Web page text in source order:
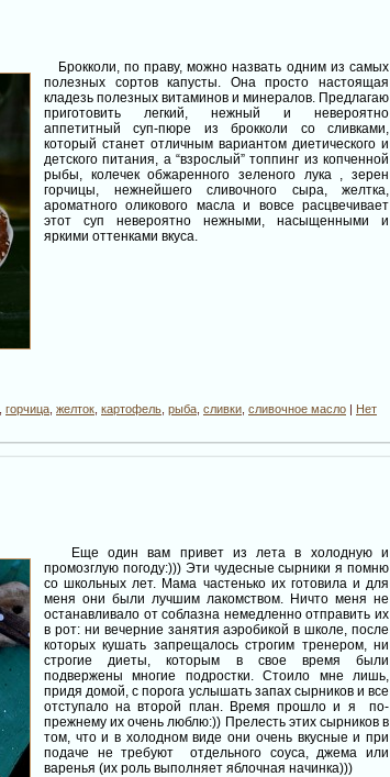
Брокколи, по праву, можно назвать одним из самых
полезных сортов капусты. Она просто настоящая
кладезь полезных витаминов и минералов. Предлагаю
приготовить легкий, нежный и невероятно
аппетитный суп-пюре из брокколи со сливками,
который станет отличным вариантом диетического и
детского питания, а “взрослый” топпинг из копченной
рыбы, колечек обжаренного зеленого лука , зерен
горчицы, нежнейшего сливочного сыра, желтка,
ароматного оликового масла и вовсе расцвечивает
этот суп невероятно нежными, насыщенными и
яркими оттенками вкуса.
горчица желток картофель рыба сливки сливочное масло
Нет
Еще один вам привет из лета в холодную и
промозглую погоду:))) Эти чудесные сырники я помню
со школьных лет. Мама частенько их готовила и для
меня они были лучшим лакомством. Ничто меня не
останавливало от соблазна немедленно отправить их
в рот: ни вечерние занятия аэробикой в школе, после
которых кушать запрещалось строгим тренером, ни
строгие диеты, которым в свое время были
подвержены многие подростки. Стоило мне лишь,
придя домой, с порога услышать запах сырников и все
отступало на второй план. Время прошло и я по-
прежнему их очень люблю:)) Прелесть этих сырников в
том, что и в холодном виде они очень вкусные и при
подаче не требуют отдельного соуса, джема или
варенья (их роль выполняет яблочная начинка)))